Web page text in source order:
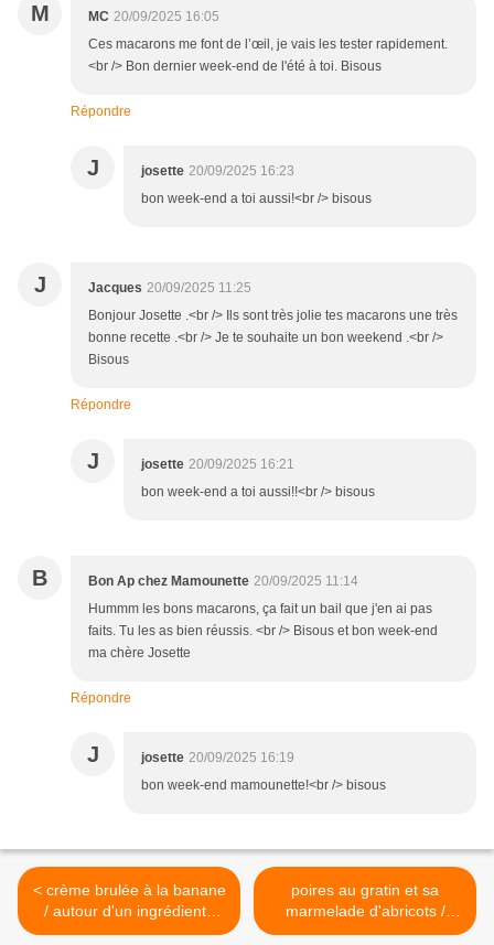
M MC 20/09/2025 16:05
Ces macarons me font de l’œil, je vais les tester rapidement.
<br /> Bon dernier week-end de l'été à toi. Bisous
Répondre
J josette 20/09/2025 16:23
bon week-end a toi aussi!<br /> bisous
J Jacques 20/09/2025 11:25
Bonjour Josette .<br /> Ils sont très jolie tes macarons une très
bonne recette .<br /> Je te souhaite un bon weekend .<br />
Bisous
Répondre
J josette 20/09/2025 16:21
bon week-end a toi aussi!!<br /> bisous
B Bon Ap chez Mamounette 20/09/2025 11:14
Hummm les bons macarons, ça fait un bail que j'en ai pas
faits. Tu les as bien réussis. <br /> Bisous et bon week-end
ma chère Josette
Répondre
J josette 20/09/2025 16:19
bon week-end mamounette!<br /> bisous
< crème brulée à la banane
/ autour d'un ingrédient#
124
poires au gratin et sa
marmelade d'abricots /
autour d'un ingrédient #125